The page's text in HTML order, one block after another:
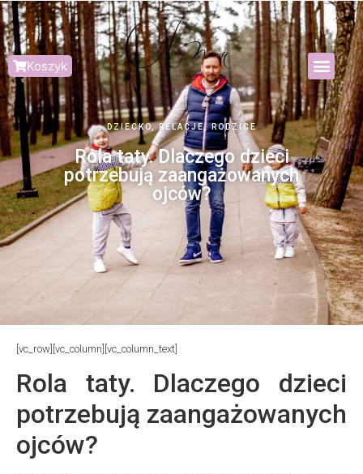
Koszyk
DZIECKO,RELACJE,RODZICE
Rola taty. Dlaczego dzieci
potrzebują zaangażowanych
ojców?
[vc_row][vc_column][vc_column_text]
Rola taty. Dlaczego dzieci
potrzebują zaangażowanych
ojców?